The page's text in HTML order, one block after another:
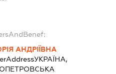
АНДРІЇВНА
УКРАЇНА,